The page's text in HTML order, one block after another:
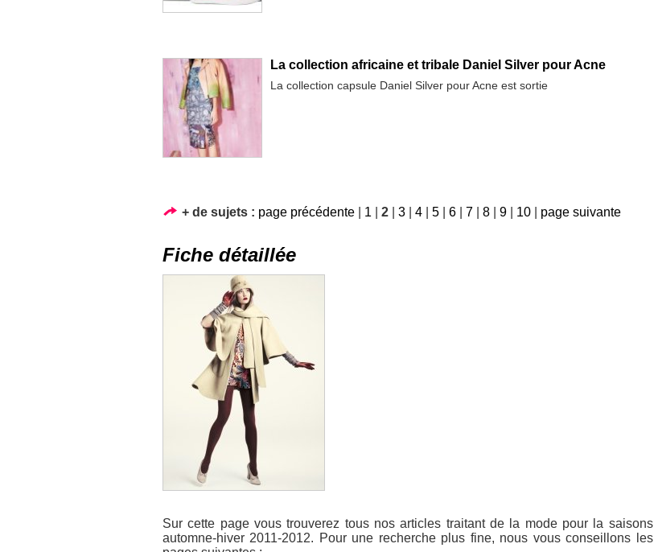
La collection africaine et tribale Daniel Silver pour Acne
La collection capsule Daniel Silver pour Acne est sortie
+ de sujets : page précédente 1 2 3 4 5 6 7 8 9 10 page suivante
Fiche détaillée
Sur cette page vous trouverez tous nos articles traitant de la mode pour la saisons
automne-hiver 2011-2012. Pour une recherche plus fine, nous vous conseillons les